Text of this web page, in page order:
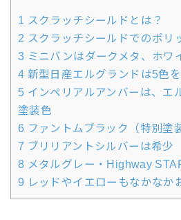
1 スクラッチシールドとは？
2 スクラッチシールドでのポリ
3 ミニバンはダークメタ、ホワ
4 新型日産エルグランドは5色
5 インペリアルアンバーは、エ
塗装色
6 ファントムブラック（特別塗
7 ブリリアントシルバーは希少
8 メタルグレー・Highway
9 レッドやイエローもなかなか